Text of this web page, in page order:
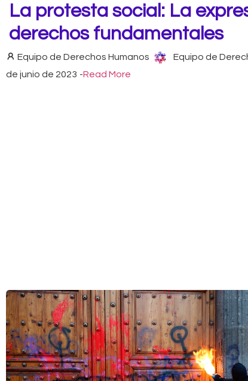
La protesta social: La
derechos fundamentales
Equipo de Derechos Humanos Equipo de
de junio de 2023 -Read More